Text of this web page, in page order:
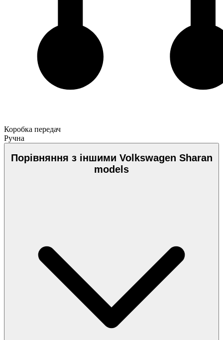
Коробка передач
Ручна
Порівняння з іншими Volkswagen Sharan
models